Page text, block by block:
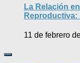
La Relación
11 de febrero